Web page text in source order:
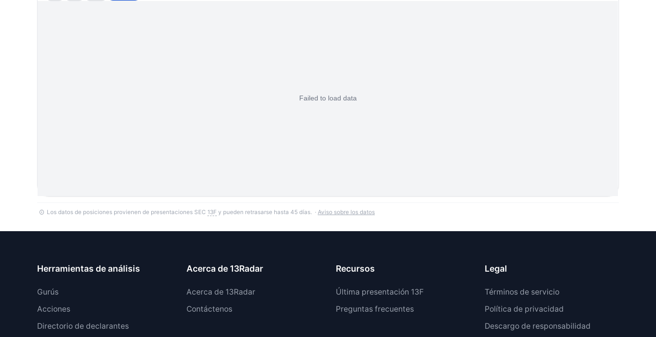
Los datos de posiciones provienen de presentaciones SEC 13F y pueden retrasarse hasta 45 días. · Aviso sobre los datos
Herramientas de análisis
Gurús
Acciones
Directorio de declarantes
Acerca de 13Radar
Acerca de 13Radar
Contáctenos
Recursos
Última presentación 13F
Preguntas frecuentes
Legal
Términos de servicio
Política de privacidad
Descargo de responsabilidad